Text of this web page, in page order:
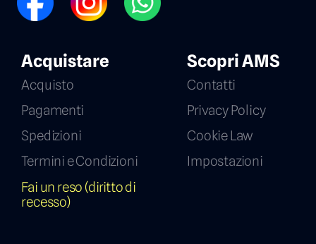
Acquistare
Acquisto
Pagamenti
Spedizioni
Termini e Condizioni
Fai un reso (diritto di
recesso)
Scopri AMS
Contatti
Privacy Policy
Cookie Law
Impostazioni